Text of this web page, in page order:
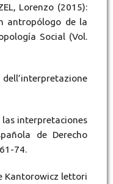
Lorenzo (2015):
antropólogo de la
Social (Vol.
las interpretaciones
de Derecho
74.
Kantorowicz lettori